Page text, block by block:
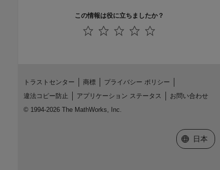
この情報は役に立ちましたか？
トラストセンター 商標
プライバシー ポリシー
違法コピー防止
アプリケーション ステータス
お問い合わせ
© 1994-2026 The MathWorks, Inc.
Web サイ
日本